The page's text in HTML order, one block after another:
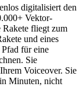
digitalisiert den
Vektor-
fliegt zum
und eines
Pfad für eine
Sie
Voiceover. Sie
Minuten, nicht